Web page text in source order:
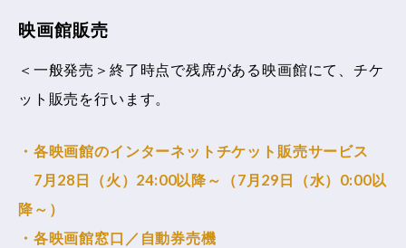
映画館販売
＜一般発売＞終了時点で残席がある映画館にて、チケ
ット販売を行います。
・各映画館のインターネットチケット販売サービス
7月28日（火）24:00以降～（7月29日（水）0:00以
降～）
・各映画館窓口／自動券売機